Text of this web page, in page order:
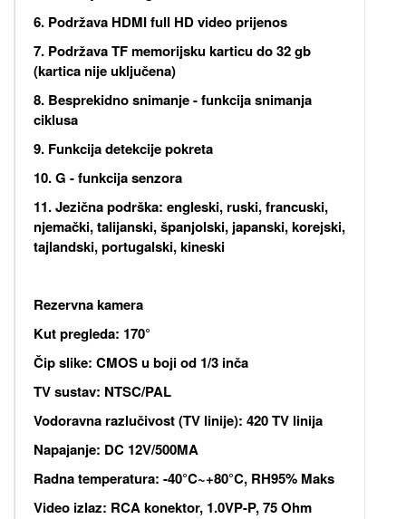
6. Podržava HDMI full HD video prijenos
7. Podržava TF memorijsku karticu do 32 gb
(kartica nije uključena)
8. Besprekidno snimanje - funkcija snimanja
ciklusa
9. Funkcija detekcije pokreta
10. G - funkcija senzora
11. Jezična podrška: engleski, ruski, francuski,
njemački, talijanski, španjolski, japanski, korejski,
tajlandski, portugalski, kineski
Rezervna kamera
Kut pregleda: 170°
Čip slike: CMOS u boji od 1/3 inča
TV sustav: NTSC/PAL
Vodoravna razlučivost (TV linije): 420 TV linija
Napajanje: DC 12V/500MA
Radna temperatura: -40°C~+80°C, RH95% Maks
Video izlaz: RCA konektor, 1.0VP-P, 75 Ohm